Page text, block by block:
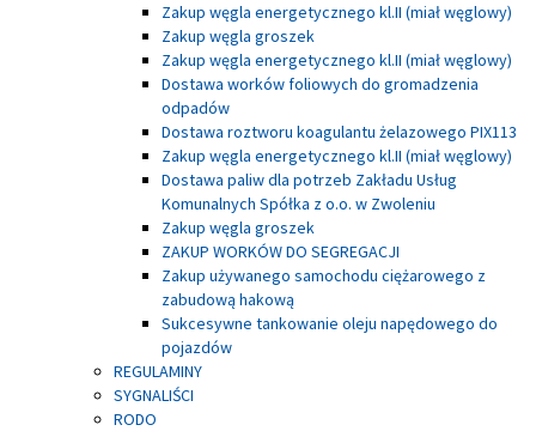
Zakup węgla energetycznego kl.II (miał węglowy)
Zakup węgla groszek
Zakup węgla energetycznego kl.II (miał węglowy)
Dostawa worków foliowych do gromadzenia
odpadów
Dostawa roztworu koagulantu żelazowego PIX113
Zakup węgla energetycznego kl.II (miał węglowy)
Dostawa paliw dla potrzeb Zakładu Usług
Komunalnych Spółka z o.o. w Zwoleniu
Zakup węgla groszek
ZAKUP WORKÓW DO SEGREGACJI
Zakup używanego samochodu ciężarowego z
zabudową hakową
Sukcesywne tankowanie oleju napędowego do
pojazdów
REGULAMINY
SYGNALIŚCI
RODO